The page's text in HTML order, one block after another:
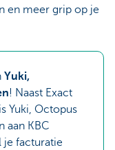
en meer grip op je
Yuki,
! Naast Exact
Yuki, Octopus
aan KBC
je facturatie